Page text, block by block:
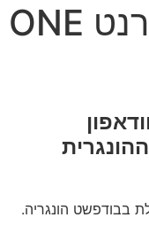
רכישת סים אינטרנט ONE
וודאפון
התאחדה עם חברת Digi ההונגרית